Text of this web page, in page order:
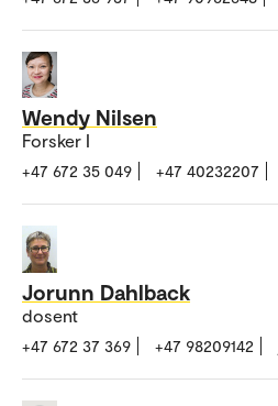
Wendy Nilsen
Forsker I
+47 672 35 049 +47 40232207
Jorunn Dahlback
dosent
+47 672 37 369 +47 98209142